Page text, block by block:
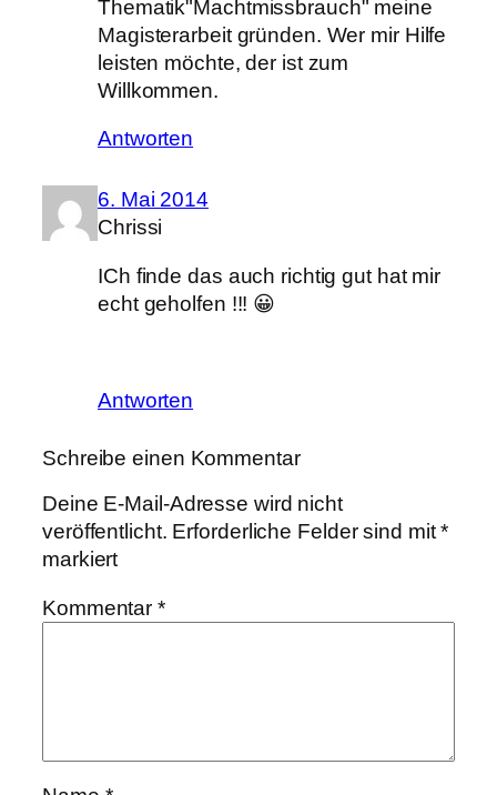
Thematik"Machtmissbrauch" meine
Magisterarbeit gründen. Wer mir Hilfe
leisten möchte, der ist zum
Willkommen.
Antworten
6. Mai 2014
Chrissi
ICh finde das auch richtig gut hat mir
echt geholfen !!! 😀
Antworten
Schreibe einen Kommentar
Deine E-Mail-Adresse wird nicht
veröffentlicht. Erforderliche Felder sind mit*
markiert
Kommentar*